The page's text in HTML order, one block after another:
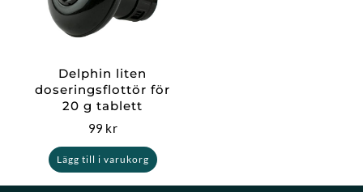
Delphin liten
doseringsflottör för
20 g tablett
99 kr
Lägg till i varukorg